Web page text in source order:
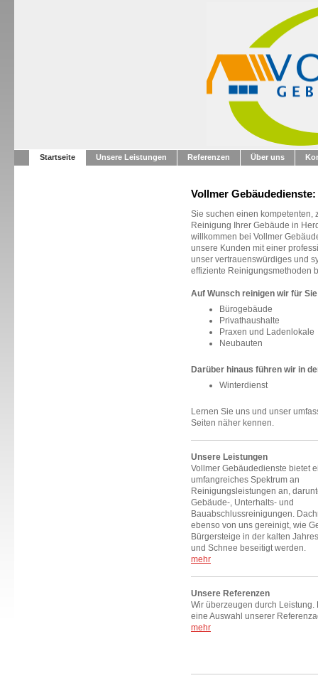
Startseite Unsere Leistungen Referenzen Über uns
Vollmer
Sie suchen einen kompetenten,
Reinigung Ihrer Gebäude in
willkommen bei Vollmer
unsere Kunden mit einer
unser vertrauenswürdiges und
effiziente Reinigungsmethoden
Auf Wunsch reinigen wir für
Bürogebäude
Privathaushalte
Praxen und Ladenlokale
Neubauten
Darüber hinaus führen wir in
Winterdienst
Lernen Sie uns und unser
Seiten näher kennen.
Unsere Leistungen
Vollmer Gebäudedienste bietet
umfangreiches Spektrum an
Reinigungsleistungen an,
Gebäude-, Unterhalts- und
Bauabschlussreinigungen.
ebenso von uns gereinigt, wie
Bürgersteige in der kalten
und Schnee beseitigt werden.
mehr
Unsere Referenzen
Wir überzeugen durch Leistung.
eine Auswahl unserer
mehr